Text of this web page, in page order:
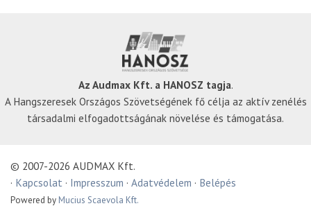
Az Audmax Kft. a HANOSZ tagja.
A Hangszeresek Országos Szövetségének fő célja az aktív zenélés
társadalmi elfogadottságának növelése és támogatása.
© 2007-2026 AUDMAX Kft.
· Kapcsolat · Impresszum · Adatvédelem · Belépés
Powered by Mucius Scaevola Kft.